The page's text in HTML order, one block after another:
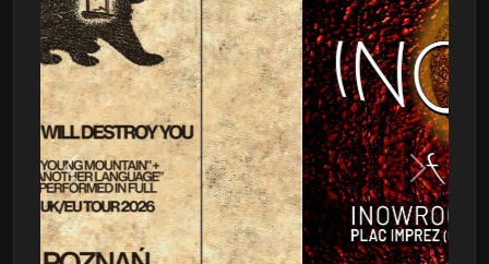
Poprzedni Następny